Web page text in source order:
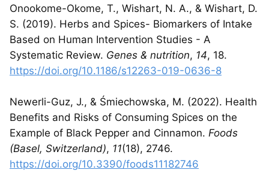
Onookome-Okome, T., Wishart, N. A., & Wishart, D.
S. (2019). Herbs and Spices- Biomarkers of Intake
Based on Human Intervention Studies - A
Systematic Review. Genes & nutrition, 14, 18.
https://doi.org/10.1186/s12263-019-0636-8
Newerli-Guz, J., & Śmiechowska, M. (2022). Health
Benefits and Risks of Consuming Spices on the
Example of Black Pepper and Cinnamon. Foods
(Basel, Switzerland), 11(18), 2746.
https://doi.org/10.3390/foods11182746